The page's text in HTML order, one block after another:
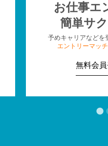
お仕事エ
簡単サ
予めキャリアなどを
エントリーマッ
無料会